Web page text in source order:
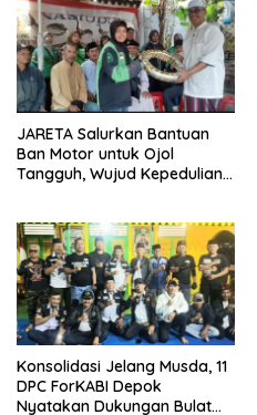
JARETA Salurkan Bantuan
Ban Motor untuk Ojol
Tangguh, Wujud Kepedulian
Konsolidasi Jelang Musda, 11
DPC ForKABI Depok
Nyatakan Dukungan Bulat